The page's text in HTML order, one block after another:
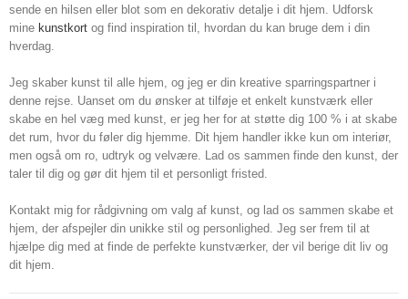
sende en hilsen eller blot som en dekorativ detalje i dit hjem. Udforsk
mine kunstkort og find inspiration til, hvordan du kan bruge dem i din
hverdag.
Jeg skaber kunst til alle hjem, og jeg er din kreative sparringspartner i
denne rejse. Uanset om du ønsker at tilføje et enkelt kunstværk eller
skabe en hel væg med kunst, er jeg her for at støtte dig 100 % i at skabe
det rum, hvor du føler dig hjemme. Dit hjem handler ikke kun om interiør,
men også om ro, udtryk og velvære. Lad os sammen finde den kunst, der
taler til dig og gør dit hjem til et personligt fristed.
Kontakt mig for rådgivning om valg af kunst, og lad os sammen skabe et
hjem, der afspejler din unikke stil og personlighed. Jeg ser frem til at
hjælpe dig med at finde de perfekte kunstværker, der vil berige dit liv og
dit hjem.